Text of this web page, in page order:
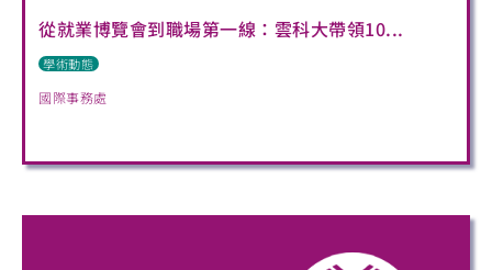
從就業博覽會到職場第一線：雲科大帶領10...
學術動態
國際事務處